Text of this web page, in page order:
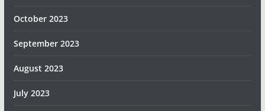
October 2023
September 2023
August 2023
July 2023